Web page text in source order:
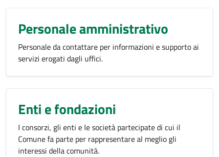
Personale amministrativo
Personale da contattare per informazioni e supporto ai
servizi erogati dagli uffici.
Enti e fondazioni
I consorzi, gli enti e le società partecipate di cui il
Comune fa parte per rappresentare al meglio gli
interessi della comunità.